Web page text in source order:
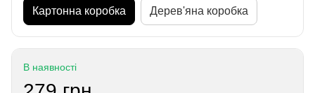
Картонна коробка Дерев'яна коробка
В наявності